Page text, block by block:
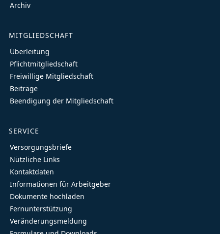
Archiv
MITGLIEDSCHAFT
Überleitung
Pflichtmitgliedschaft
Freiwillige Mitgliedschaft
Beiträge
Beendigung der Mitgliedschaft
SERVICE
Versorgungsbriefe
Nützliche Links
Kontaktdaten
Informationen für Arbeitgeber
Dokumente hochladen
Fernunterstützung
Veränderungsmeldung